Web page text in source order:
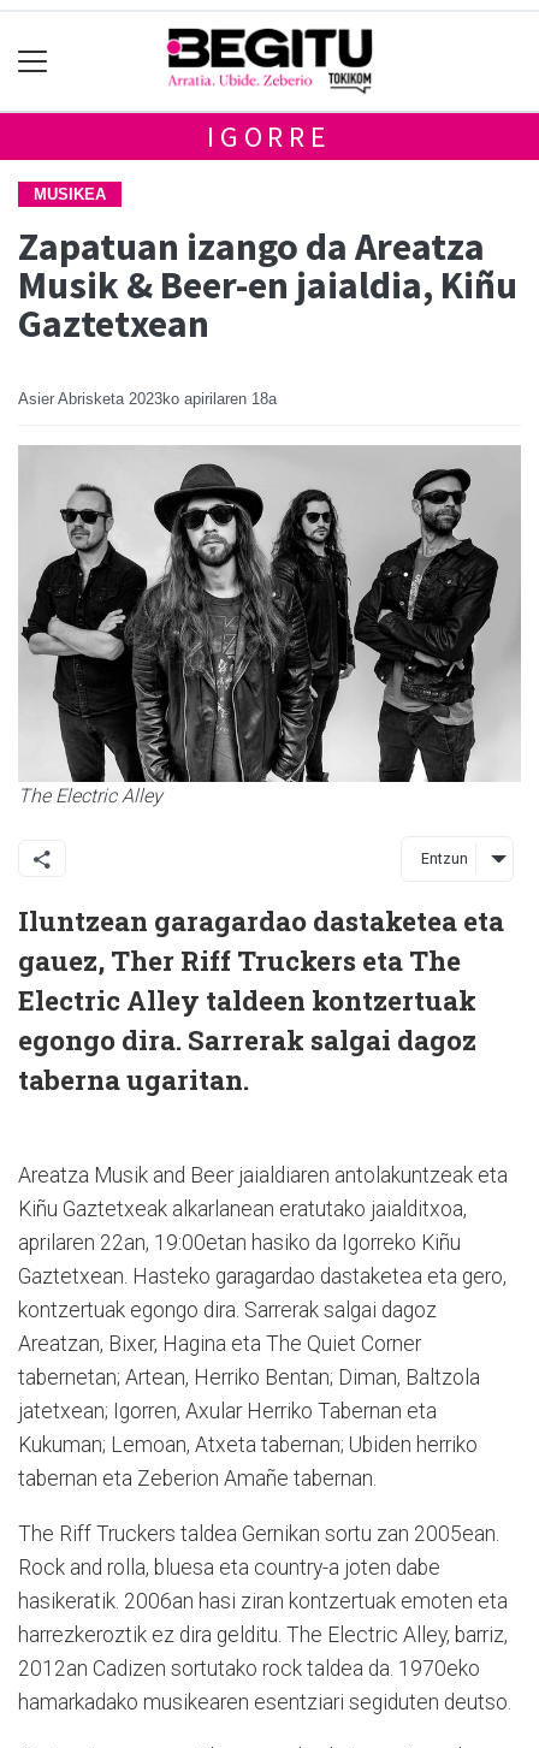
IGORRE
MUSIKEA
Zapatuan izango da Areatza
Musik & Beer-en jaialdia, Kiñu
Gaztetxean
Asier Abrisketa 2023ko apirilaren 18a
The Electric Alley
Entzun
Iluntzean garagardao dastaketea eta
gauez, Ther Riff Truckers eta The
Electric Alley taldeen kontzertuak
egongo dira. Sarrerak salgai dagoz
taberna ugaritan.
Areatza Musik and Beer jaialdiaren antolakuntzeak eta
Kiñu Gaztetxeak alkarlanean eratutako jaialditxoa,
aprilaren 22an, 19:00etan hasiko da Igorreko Kiñu
Gaztetxean. Hasteko garagardao dastaketea eta gero,
kontzertuak egongo dira. Sarrerak salgai dagoz
Areatzan, Bixer, Hagina eta The Quiet Corner
tabernetan; Artean, Herriko Bentan; Diman, Baltzola
jatetxean; Igorren, Axular Herriko Tabernan eta
Kukuman; Lemoan, Atxeta tabernan; Ubiden herriko
tabernan eta Zeberion Amañe tabernan.
The Riff Truckers taldea Gernikan sortu zan 2005ean.
Rock and rolla, bluesa eta country-a joten dabe
hasikeratik. 2006an hasi ziran kontzertuak emoten eta
harrezkeroztik ez dira gelditu. The Electric Alley, barriz,
2012an Cadizen sortutako rock taldea da. 1970eko
hamarkadako musikearen esentziari segiduten deutso.